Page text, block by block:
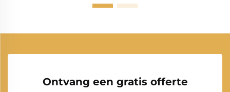
Ontvang een gratis offerte